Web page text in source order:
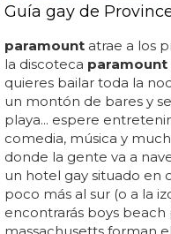
Guía gay de
paramount atrae a los
la discoteca paramount
quieres bailar toda la
un montón de bares y
playa... espere
comedia, música y
donde la gente va a
un hotel gay situado en
poco más al sur (o a la
encontrarás boys beach